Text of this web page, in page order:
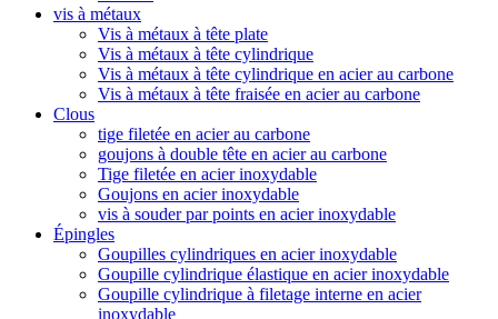
vis à métaux
Vis à métaux à tête plate
Vis à métaux à tête cylindrique
Vis à métaux à tête cylindrique en acier au carbone
Vis à métaux à tête fraisée en acier au carbone
Clous
tige filetée en acier au carbone
goujons à double tête en acier au carbone
Tige filetée en acier inoxydable
Goujons en acier inoxydable
vis à souder par points en acier inoxydable
Épingles
Goupilles cylindriques en acier inoxydable
Goupille cylindrique élastique en acier inoxydable
Goupille cylindrique à filetage interne en acier
inoxydable